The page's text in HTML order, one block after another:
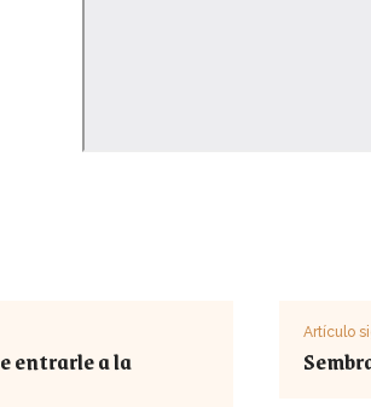
entrarle a la
Artículo